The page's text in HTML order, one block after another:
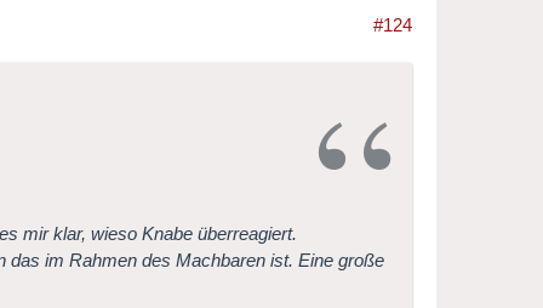
#124
mir klar, wieso Knabe überreagiert.
das im Rahmen des Machbaren ist. Eine große